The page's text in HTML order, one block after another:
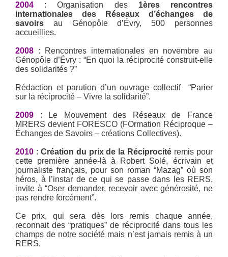
2004 : Organisation des 1ères rencontres
internationales des Réseaux d’échanges de
savoirs au Génopôle d’Évry, 500 personnes
accueillies.
2008 : Rencontres internationales en novembre au
Génopôle d’Évry : “En quoi la réciprocité construit-elle
des solidarités ?”
Rédaction et parution d’un ouvrage collectif “Parier
sur la réciprocité – Vivre la solidarité”.
2009 : Le Mouvement des Réseaux de France
MRERS devient FORESCO (FOrmation Réciproque –
Échanges de Savoirs – créations Collectives).
2010 : Création du prix de la Réciprocité remis pour
cette première année-là à Robert Solé, écrivain et
journaliste français, pour son roman “Mazag” où son
héros, à l’instar de ce qui se passe dans les RERS,
invite à “Oser demander, recevoir avec générosité, ne
pas rendre forcément”.
Ce prix, qui sera dès lors remis chaque année,
reconnait des “pratiques” de réciprocité dans tous les
champs de notre société mais n’est jamais remis à un
RERS.